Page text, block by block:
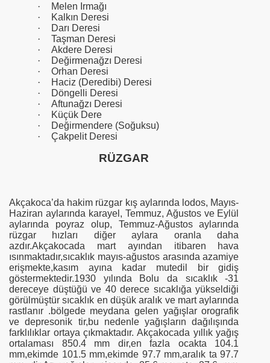
·
Melen Irmağı
·
Kalkın Deresi
·
Darı Deresi
·
Taşman Deresi
·
Akdere Deresi
·
Değirmenağzı Deresi
·
Orhan Deresi
·
Haciz (Deredibi) Deresi
·
Döngelli Deresi
·
Aftunağzı Deresi
·
Küçük Dere
·
Değirmendere (Soğuksu)
·
Çakpelit Deresi
RÜZGAR
Akçakoca’da hakim rüzgar kış aylarında lodos, Mayıs-
Haziran aylarında karayel, Temmuz, Ağustos ve Eylül
aylarında poyraz olup, Temmuz-Ağustos aylarında
rüzgar hızları diğer aylara oranla daha
azdır.Akçakocada mart ayından itibaren hava
ısınmaktadır,sıcaklık mayıs-ağustos arasında azamiye
erişmekte,kasım ayına kadar mutedil bir gidiş
göstermektedir.1930 yılında Bolu da sıcaklık -31
dereceye düştüğü ve 40 derece sıcaklığa yükseldiği
görülmüştür sıcaklık en düşük aralık ve mart aylarında
rastlanır .bölgede meydana gelen yağışlar orografik
ve depresonik tir,bu nedenle yağışların dağılışında
farklılıklar ortaya çıkmaktadır. Akçakocada yıllık yağış
ortalaması 850.4 mm dir,en fazla ocakta 104.1
mm,ekimde 101.5 mm,ekimde 97.7 mm,aralık ta97.7